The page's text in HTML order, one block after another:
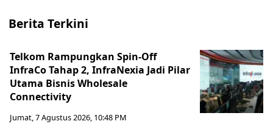
Berita Terkini
Telkom Rampungkan Spin-Off
InfraCo Tahap 2, InfraNexia Jadi Pilar
Utama Bisnis Wholesale
Connectivity
Jumat, 7 Agustus 2026, 10:48 PM